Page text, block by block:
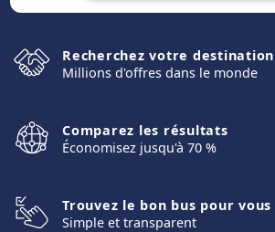
Recherchez votre destination
Millions d'offres dans le monde
Comparez les résultats
Économisez jusqu'à 70 %
Trouvez le bon bus pour vous
Simple et transparent